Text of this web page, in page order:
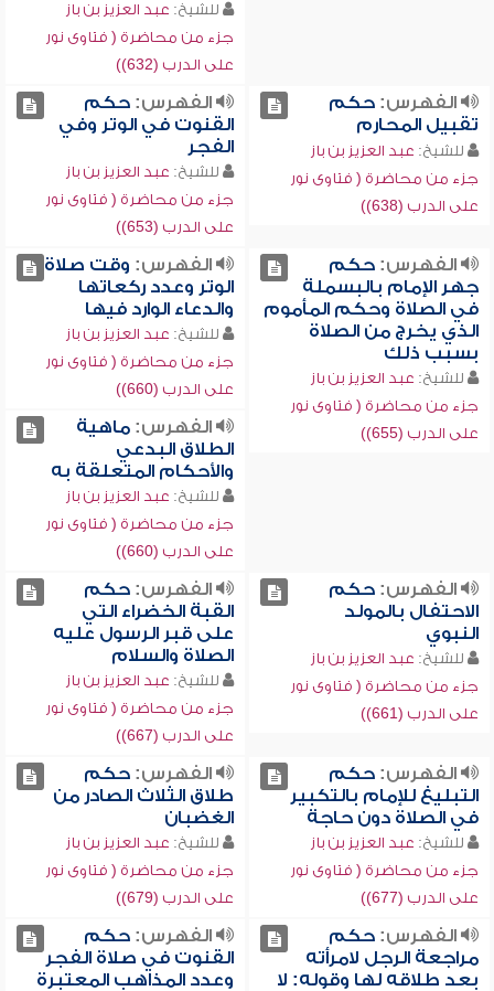
للشيخ: عبد العزيز بن باز
جزء من محاضرة ( فتاوى نور
على الدرب (632))
الفهرس:حكم
تقبيل المحارم
للشيخ: عبد العزيز بن باز
جزء من محاضرة ( فتاوى نور
على الدرب (638))
الفهرس:حكم
القنوت في الوتر وفي
الفجر
للشيخ: عبد العزيز بن باز
جزء من محاضرة ( فتاوى نور
على الدرب (653))
الفهرس:حكم
جهر الإمام بالبسملة
في الصلاة وحكم المأموم
الذي يخرج من الصلاة
بسبب ذلك
للشيخ: عبد العزيز بن باز
جزء من محاضرة ( فتاوى نور
على الدرب (655))
الفهرس: وقت صلاة
الوتر وعدد ركعاتها
والدعاء الوارد فيها
للشيخ: عبد العزيز بن باز
جزء من محاضرة ( فتاوى نور
على الدرب (660))
الفهرس:ماهية
الطلاق البدعي
والأحكام المتعلقة به
للشيخ: عبد العزيز بن باز
جزء من محاضرة ( فتاوى نور
على الدرب (660))
الفهرس:حكم
الاحتفال بالمولد
النبوي
للشيخ: عبد العزيز بن باز
جزء من محاضرة ( فتاوى نور
على الدرب (661))
الفهرس:حكم
القبة الخضراء التي
على قبر الرسول عليه
الصلاة والسلام
للشيخ: عبد العزيز بن باز
جزء من محاضرة ( فتاوى نور
على الدرب (667))
الفهرس:حكم
التبليغ للإمام بالتكبير
في الصلاة دون حاجة
للشيخ: عبد العزيز بن باز
جزء من محاضرة ( فتاوى نور
على الدرب (677))
الفهرس:حكم
طلاق الثلاث الصادر من
الغضبان
للشيخ: عبد العزيز بن باز
جزء من محاضرة ( فتاوى نور
على الدرب (679))
الفهرس:حكم
مراجعة الرجل لامرأته
بعد طلاقه لها وقوله: لا
الفهرس:حكم
القنوت في صلاة الفجر
وعدد المذاهب المعتبرة